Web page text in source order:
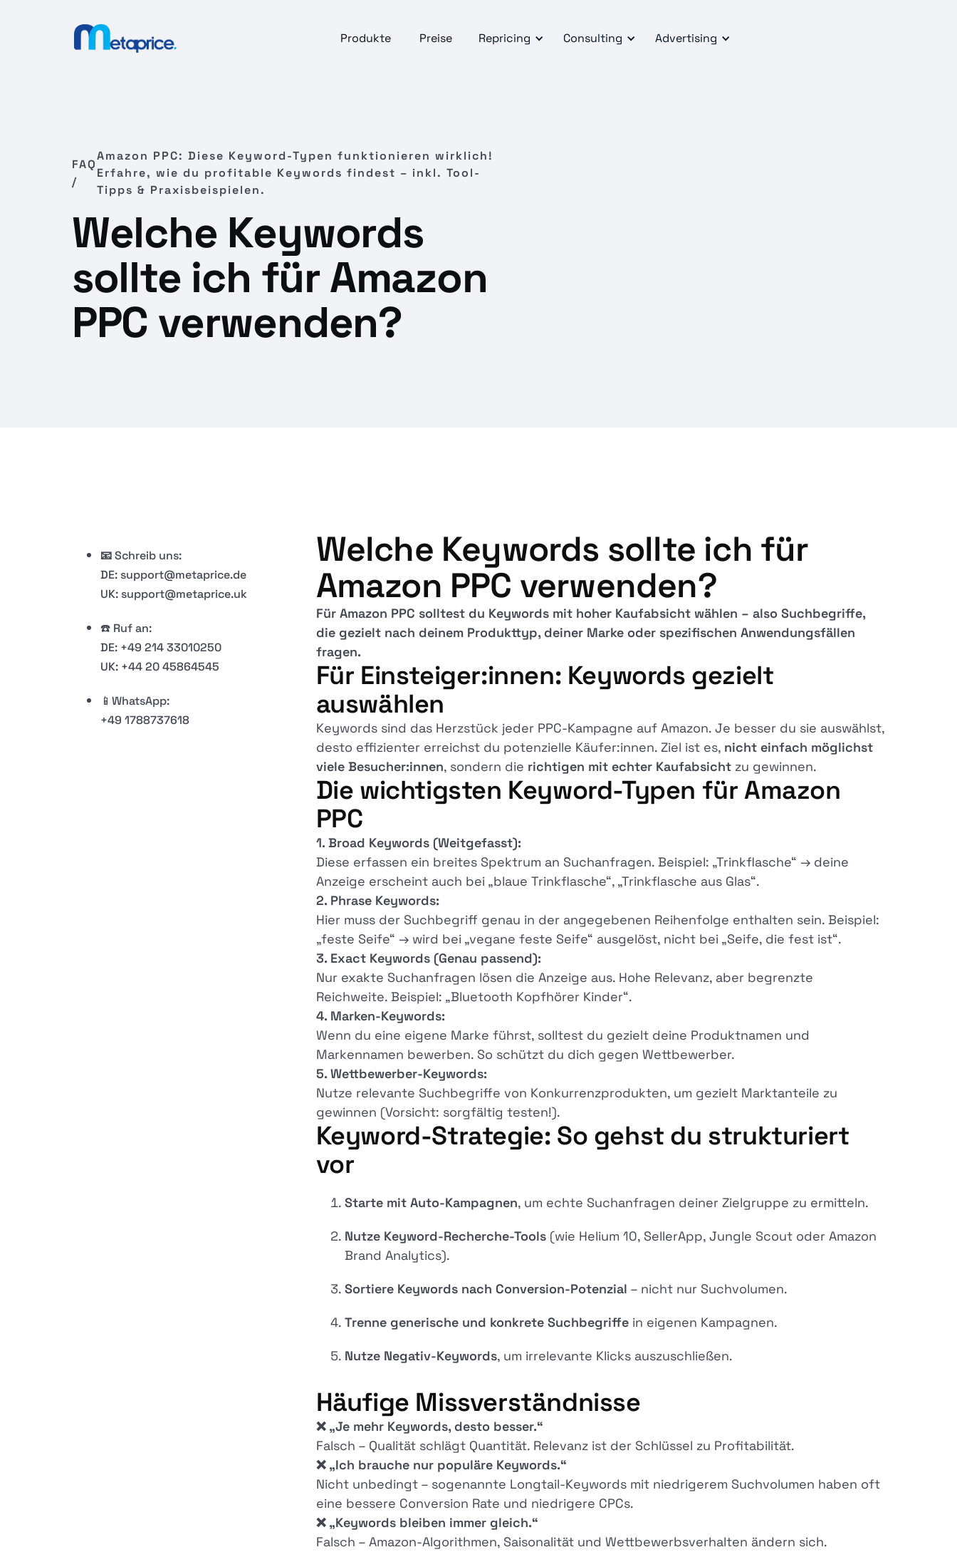
Produkte Preise Repricing Consulting Advertising
FAQ
/
Amazon PPC: Diese Keyword-Typen funktionieren wirklich!
Erfahre, wie du profitable Keywords findest – inkl. Tool-
Tipps & Praxisbeispielen.
Welche Keywords
sollte ich für Amazon
PPC verwenden?
​📧Schreib uns:
DE: support@metaprice.de
UK: support@metaprice.uk
☎️ Ruf an:
DE: +49 214 33010250
UK: +44 20 45864545
📱WhatsApp:
+49 1788737618
Welche Keywords sollte ich für
Amazon PPC verwenden?
Für Amazon PPC solltest du Keywords mit hoher Kaufabsicht wählen – also Suchbegriffe,
die gezielt nach deinem Produkttyp, deiner Marke oder spezifischen Anwendungsfällen
fragen.
Für Einsteiger:innen: Keywords gezielt
auswählen
Keywords sind das Herzstück jeder PPC-Kampagne auf Amazon. Je besser du sie auswählst,
desto effizienter erreichst du potenzielle Käufer:innen. Ziel ist es, nicht einfach möglichst
viele Besucher:innen, sondern die richtigen mit echter Kaufabsichtzu gewinnen.
Die wichtigsten Keyword-Typen für Amazon
PPC
1. Broad Keywords (Weitgefasst):
Diese erfassen ein breites Spektrum an Suchanfragen. Beispiel: „Trinkflasche“ → deine
Anzeige erscheint auch bei „blaue Trinkflasche“, „Trinkflasche aus Glas“.
2. Phrase Keywords:
Hier muss der Suchbegriff genau in der angegebenen Reihenfolge enthalten sein. Beispiel:
„feste Seife“ → wird bei „vegane feste Seife“ ausgelöst, nicht bei „Seife, die fest ist“.
3. Exact Keywords (Genau passend):
Nur exakte Suchanfragen lösen die Anzeige aus. Hohe Relevanz, aber begrenzte
Reichweite. Beispiel: „Bluetooth Kopfhörer Kinder“.
4. Marken-Keywords:
Wenn du eine eigene Marke führst, solltest du gezielt deine Produktnamen und
Markennamen bewerben. So schützt du dich gegen Wettbewerber.
5. Wettbewerber-Keywords:
Nutze relevante Suchbegriffe von Konkurrenzprodukten, um gezielt Marktanteile zu
gewinnen (Vorsicht: sorgfältig testen!).
Keyword-Strategie: So gehst du strukturiert
vor
Starte mit Auto-Kampagnen, um echte Suchanfragen deiner Zielgruppe zu ermitteln.
Nutze Keyword-Recherche-Tools(wie Helium 10, SellerApp, Jungle Scout oder Amazon
Brand Analytics).
Sortiere Keywords nach Conversion-Potenzial – nicht nur Suchvolumen.
Trenne generische und konkrete Suchbegriffein eigenen Kampagnen.
Nutze Negativ-Keywords, um irrelevante Klicks auszuschließen.
Häufige Missverständnisse
❌ „Je mehr Keywords, desto besser.“
Falsch – Qualität schlägt Quantität. Relevanz ist der Schlüssel zu Profitabilität.
❌ „Ich brauche nur populäre Keywords.“
Nicht unbedingt – sogenannte Longtail-Keywords mit niedrigerem Suchvolumen haben oft
eine bessere Conversion Rate und niedrigere CPCs.
❌ „Keywords bleiben immer gleich.“
Falsch – Amazon-Algorithmen, Saisonalität und Wettbewerbsverhalten ändern sich.